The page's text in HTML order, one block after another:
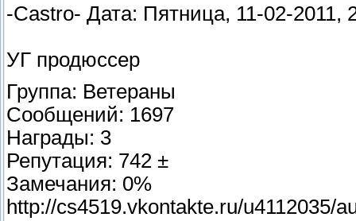
-Castro- Дата: Пятница, 11-02-
УГ продюссер
Группа: Ветераны
Сообщений: 1697
Награды: 3
Репутация: 742 ±
Замечания: 0%
http://cs4519.vkontakte.ru/u4112035/